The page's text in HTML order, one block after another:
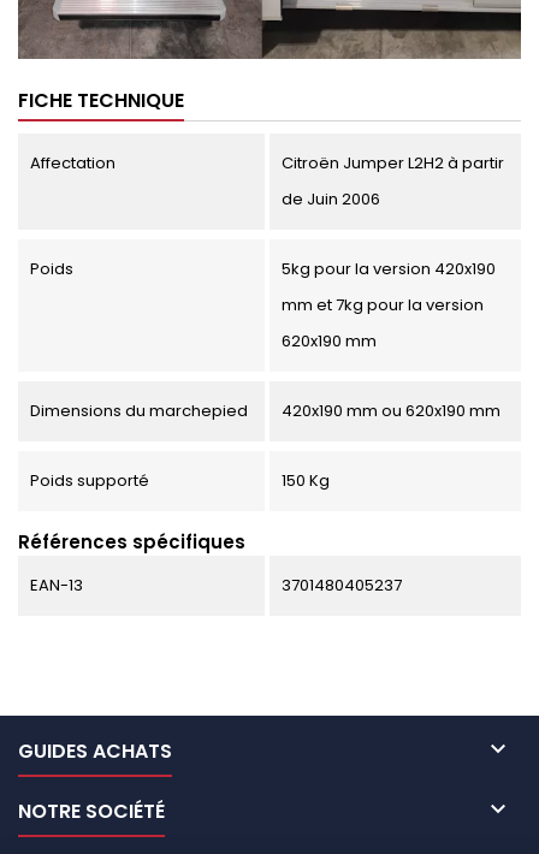
FICHE TECHNIQUE
Affectation
Citroën Jumper L2H2 à partir
de Juin 2006
Poids
5kg pour la version 420x190
mm et 7kg pour la version
620x190 mm
Dimensions du marchepied 420x190 mm ou 620x190 mm
Poids supporté 150 Kg
Références spécifiques
EAN-13 3701480405237
GUIDES ACHATS 
NOTRE SOCIÉTÉ 